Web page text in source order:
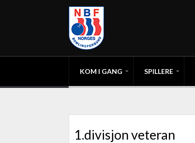
KOM I GANG SPILLERE
1.divisjon veteran